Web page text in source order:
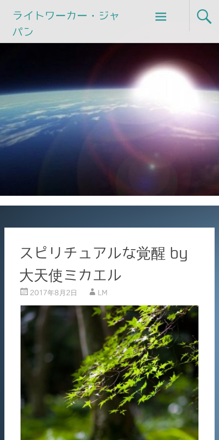
ライトワーカー・ジャ
パン
Skip
to
スピリチュアルな覚醒 by
大天使ミカエル
2017年8月2日 LM